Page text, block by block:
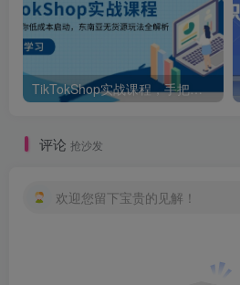
TikTokShop实战课程，手把手教你低成本启动，东南亚无货源玩法全解析
评论 抢沙发
欢迎您留下宝贵的见解！